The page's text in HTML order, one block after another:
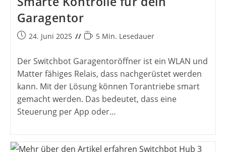
Garagentor
Beitrag24. Juni 2025 Lesedauer:
5 Min. Lesedauer
Der Switchbot Garagentoröffner ist ein WLAN und
Matter fähiges Relais, dass nachgerüstet werden
kann. Mit der Lösung können Torantriebe smart
gemacht werden. Das bedeutet, dass eine
Steuerung per App oder…